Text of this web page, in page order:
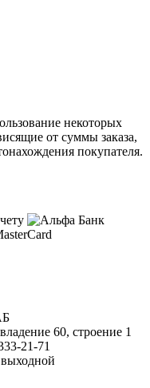
некоторых
от суммы заказа,
покупателя.
60, строение 1
21-71